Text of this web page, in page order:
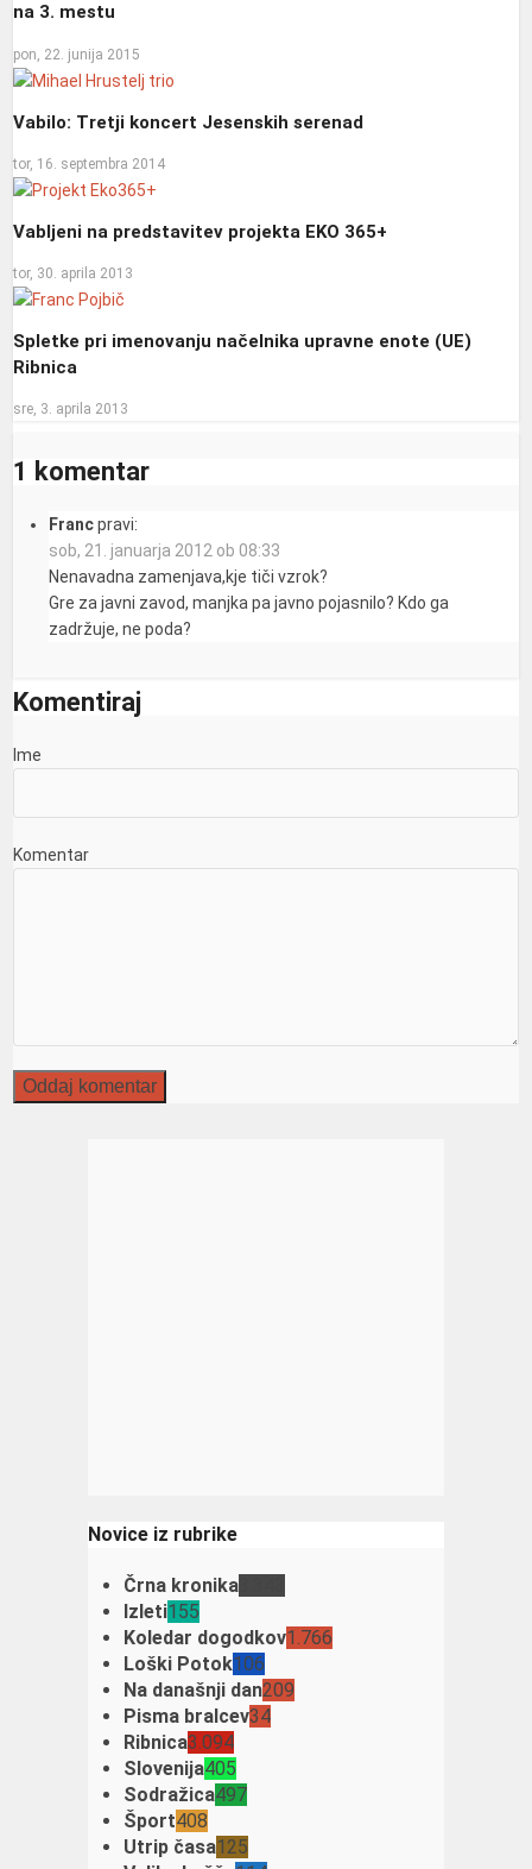
na 3. mestu
pon, 22. junija 2015
Vabilo: Tretji koncert Jesenskih serenad
tor, 16. septembra 2014
Vabljeni na predstavitev projekta EKO 365+
tor, 30. aprila 2013
Spletke pri imenovanju načelnika upravne enote (UE)
Ribnica
sre, 3. aprila 2013
1 komentar
Franc pravi:
sob, 21. januarja 2012 ob 08:33
Nenavadna zamenjava,kje tiči vzrok?
Gre za javni zavod, manjka pa javno pojasnilo? Kdo ga
zadržuje, ne poda?
Komentiraj
Ime
Komentar
Novice iz rubrike
Črna kronika
Izleti155
Koledar dogodkov1.766
Loški Potok106
Na današnji dan209
Pisma bralcev34
Ribnica3.094
Slovenija405
Sodražica497
Šport408
Utrip časa125